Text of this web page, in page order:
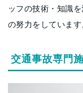
ッフの技術・知識
の努力をしています
交通事故専門